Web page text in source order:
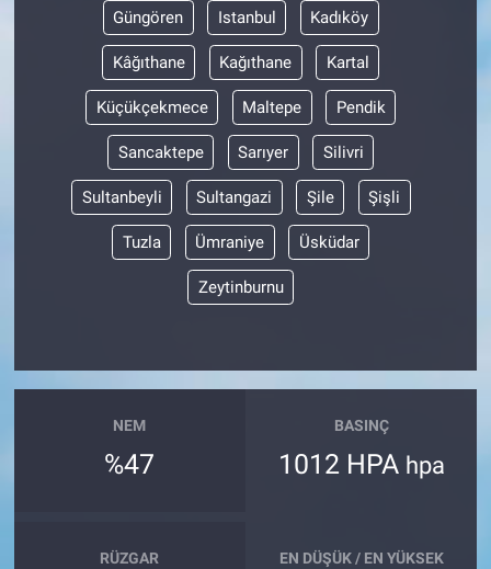
Güngören Istanbul Kadıköy
Kâğıthane Kağıthane Kartal
Küçükçekmece Maltepe Pendik
Sancaktepe Sarıyer Silivri
Sultanbeyli Sultangazi Şile Şişli
Tuzla Ümraniye Üsküdar
Zeytinburnu
NEM
%47
BASINÇ
1012 HPA hpa
RÜZGAR EN DÜŞÜK / EN YÜKSEK